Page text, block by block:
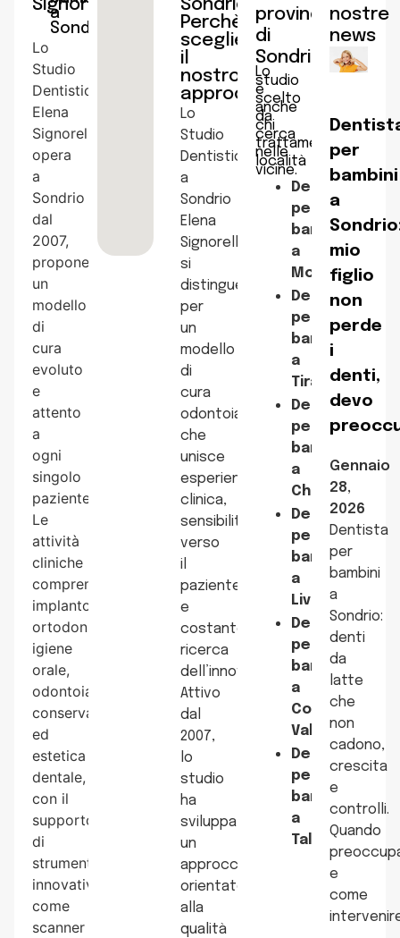
Signorelli
a
Sondrio
Lo
Studio
Dentistico
Elena
Signorelli
opera
a
Sondrio
dal
2007,
proponendo
un
modello
di
cura
evoluto
e
attento
a
ogni
singolo
paziente.
Le
attività
cliniche
comprendono
implantologia,
ortodonzia,
igiene
orale,
odontoiatria
conservativa
ed
estetica
dentale,
con il
supporto
di
strumenti
innovativi
come
scanner
Sondrio
Perchè
scegliere
il
nostro
approccio
Lo
Studio
Dentistico
a
Sondrio
Elena
Signorelli
si
distingue
per
un
modello
di
cura
odontoiatrica
che
unisce
esperienza
clinica,
sensibilità
verso
il
paziente
e
costante
ricerca
dell’innovazione.
Attivo
dal
2007,
lo
studio
ha
sviluppato
un
approccio
orientato
alla
qualità
provincia
di
Sondrio
Lo
studio
è
scelto
anche
da
chi
cerca
trattamenti
nelle
località
vicine.
Dentista
per
bambini
a
Morbegno
Dentista
per
bambini
a
Tirano
Dentista
per
bambini
a
Chiavenna
Dentista
per
bambini
a
Livigno
Dentista
per
bambini
a
Cosio
Valtellino
Dentista
per
bambini
a
Talamona
nostre
news
per
bambini
a
mio
figlio
non
perde
i
denti,
devo
Gennaio
28,
2026
Dentista
per
bambini
a
Sondrio:
denti
da
latte
che
non
cadono,
crescita
e
controlli.
Quando
e
come